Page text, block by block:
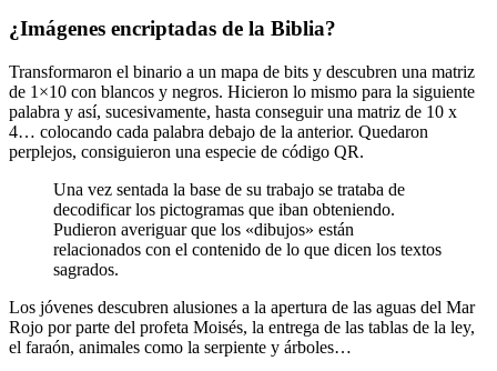
¿Imágenes encriptadas de la Biblia?
Transformaron el binario a un mapa de bits y descubren una matriz
de 1×10 con blancos y negros. Hicieron lo mismo para la siguiente
palabra y así, sucesivamente, hasta conseguir una matriz de 10 x
4… colocando cada palabra debajo de la anterior. Quedaron
perplejos, consiguieron una especie de código QR.
Una vez sentada la base de su trabajo se trataba de
decodificar los pictogramas que iban obteniendo.
Pudieron averiguar que los «dibujos» están
relacionados con el contenido de lo que dicen los textos
sagrados.
Los jóvenes descubren alusiones a la apertura de las aguas del Mar
Rojo por parte del profeta Moisés, la entrega de las tablas de la ley,
el faraón, animales como la serpiente y árboles…